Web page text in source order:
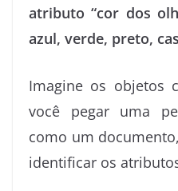
atributo “cor dos
azul, verde, preto,
Imagine os objetos
você pegar uma
como um
identificar os